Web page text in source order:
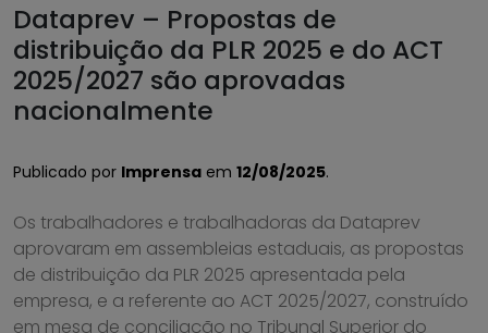
Dataprev – Propostas de
distribuição da PLR 2025 e do ACT
2025/2027 são aprovadas
nacionalmente
Publicado por Imprensa em 12/08/2025.
Os trabalhadores e trabalhadoras da Dataprev
aprovaram em assembleias estaduais, as propostas
de distribuição da PLR 2025 apresentada pela
empresa, e a referente ao ACT 2025/2027, construído
em mesa de conciliação no Tribunal Superior do